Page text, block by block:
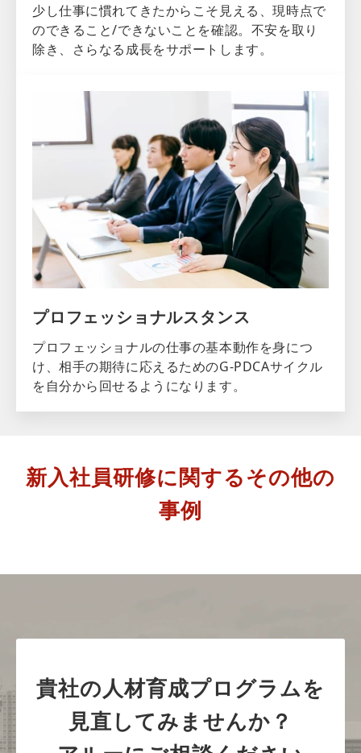
少し仕事に慣れてきたからこそ見える、現時点で
のできること/できないことを確認。不安を取り
除き、さらなる成長をサポートします。
プロフェッショナルスタンス
プロフェッショナルの仕事の基本動作を身につ
け、相手の期待に応えるためのG-PDCAサイクル
を自分から回せるようになります。
新入社員研修に関するその他の
事例
貴社の人材育成プログラムを
見直してみませんか？